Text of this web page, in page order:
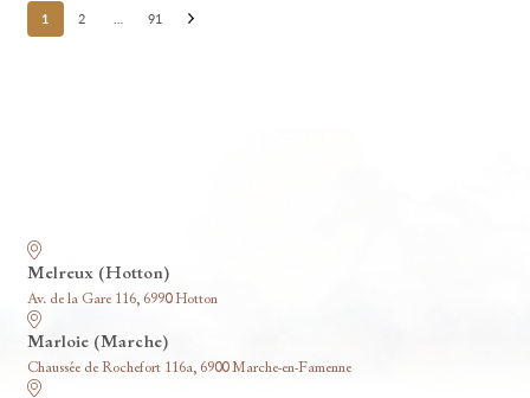
Posts
pagination
1 2 91
Melreux (Hotton)
Av. de la Gare 116, 6990 Hotton
Marloie (Marche)
Chaussée de Rochefort 116a, 6900 Marche-en-Famenne